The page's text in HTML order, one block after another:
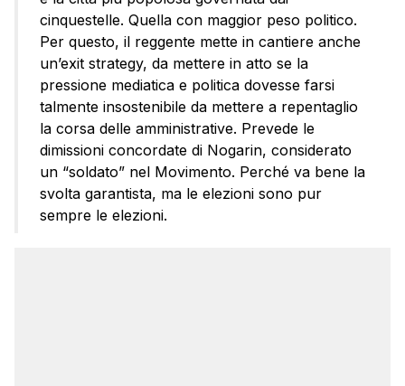
cinquestelle. Quella con maggior peso politico.
Per questo, il reggente mette in cantiere anche
un’exit strategy, da mettere in atto se la
pressione mediatica e politica dovesse farsi
talmente insostenibile da mettere a repentaglio
la corsa delle amministrative. Prevede le
dimissioni concordate di Nogarin, considerato
un “soldato” nel Movimento. Perché va bene la
svolta garantista, ma le elezioni sono pur
sempre le elezioni.